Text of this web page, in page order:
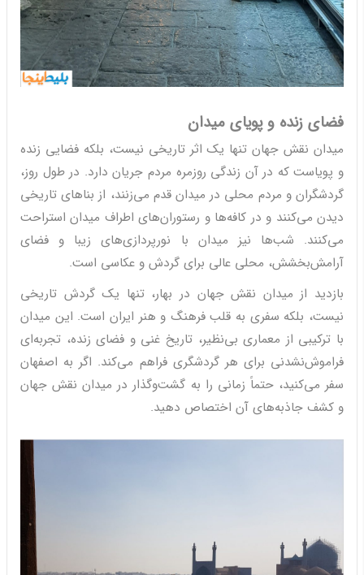
فضای زنده و پویای میدان
میدان نقش جهان تنها یک اثر تاریخی نیست، بلکه فضایی زنده
و پویاست که در آن زندگی روزمره مردم جریان دارد. در طول روز،
گردشگران و مردم محلی در میدان قدم می‌زنند، از بناهای تاریخی
دیدن می‌کنند و در کافه‌ها و رستوران‌های اطراف میدان استراحت
می‌کنند. شب‌ها نیز میدان با نورپردازی‌های زیبا و فضای
آرامش‌بخشش، محلی عالی برای گردش و عکاسی است.
بازدید از میدان نقش جهان در بهار، تنها یک گردش تاریخی
نیست، بلکه سفری به قلب فرهنگ و هنر ایران است. این میدان
با ترکیبی از معماری بی‌نظیر، تاریخ غنی و فضای زنده، تجربه‌ای
فراموش‌نشدنی برای هر گردشگری فراهم می‌کند. اگر به اصفهان
سفر می‌کنید، حتماً زمانی را به گشت‌وگذار در میدان نقش جهان
و کشف جاذبه‌های آن اختصاص دهید.